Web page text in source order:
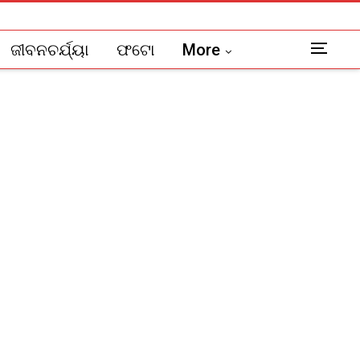
ଜୀବନଚର୍ଯ୍ୟା ଫଟୋ More